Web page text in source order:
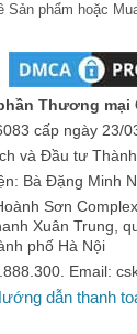
ứng phụ nào,
sĩ.
nơi khô ráo và
Viêm Xoang
của bạn trở nên
Sản phẩm hoặc
Thương mại
cấp ngày 23/
và Đầu tư Thành
Bà Đặng Minh
Sơn
Xuân Trung,
phố Hà Nội
Email:
dẫn thanh